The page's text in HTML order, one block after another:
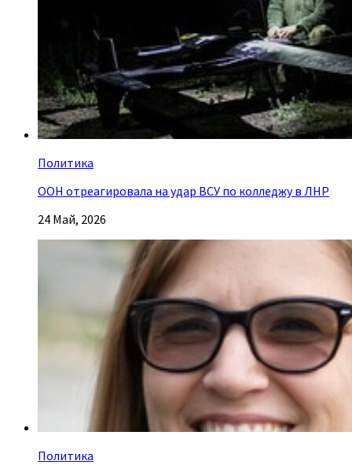
Политика
ООН отреагировала на удар ВСУ по колледжу в ЛНР
24 Май, 2026
Политика